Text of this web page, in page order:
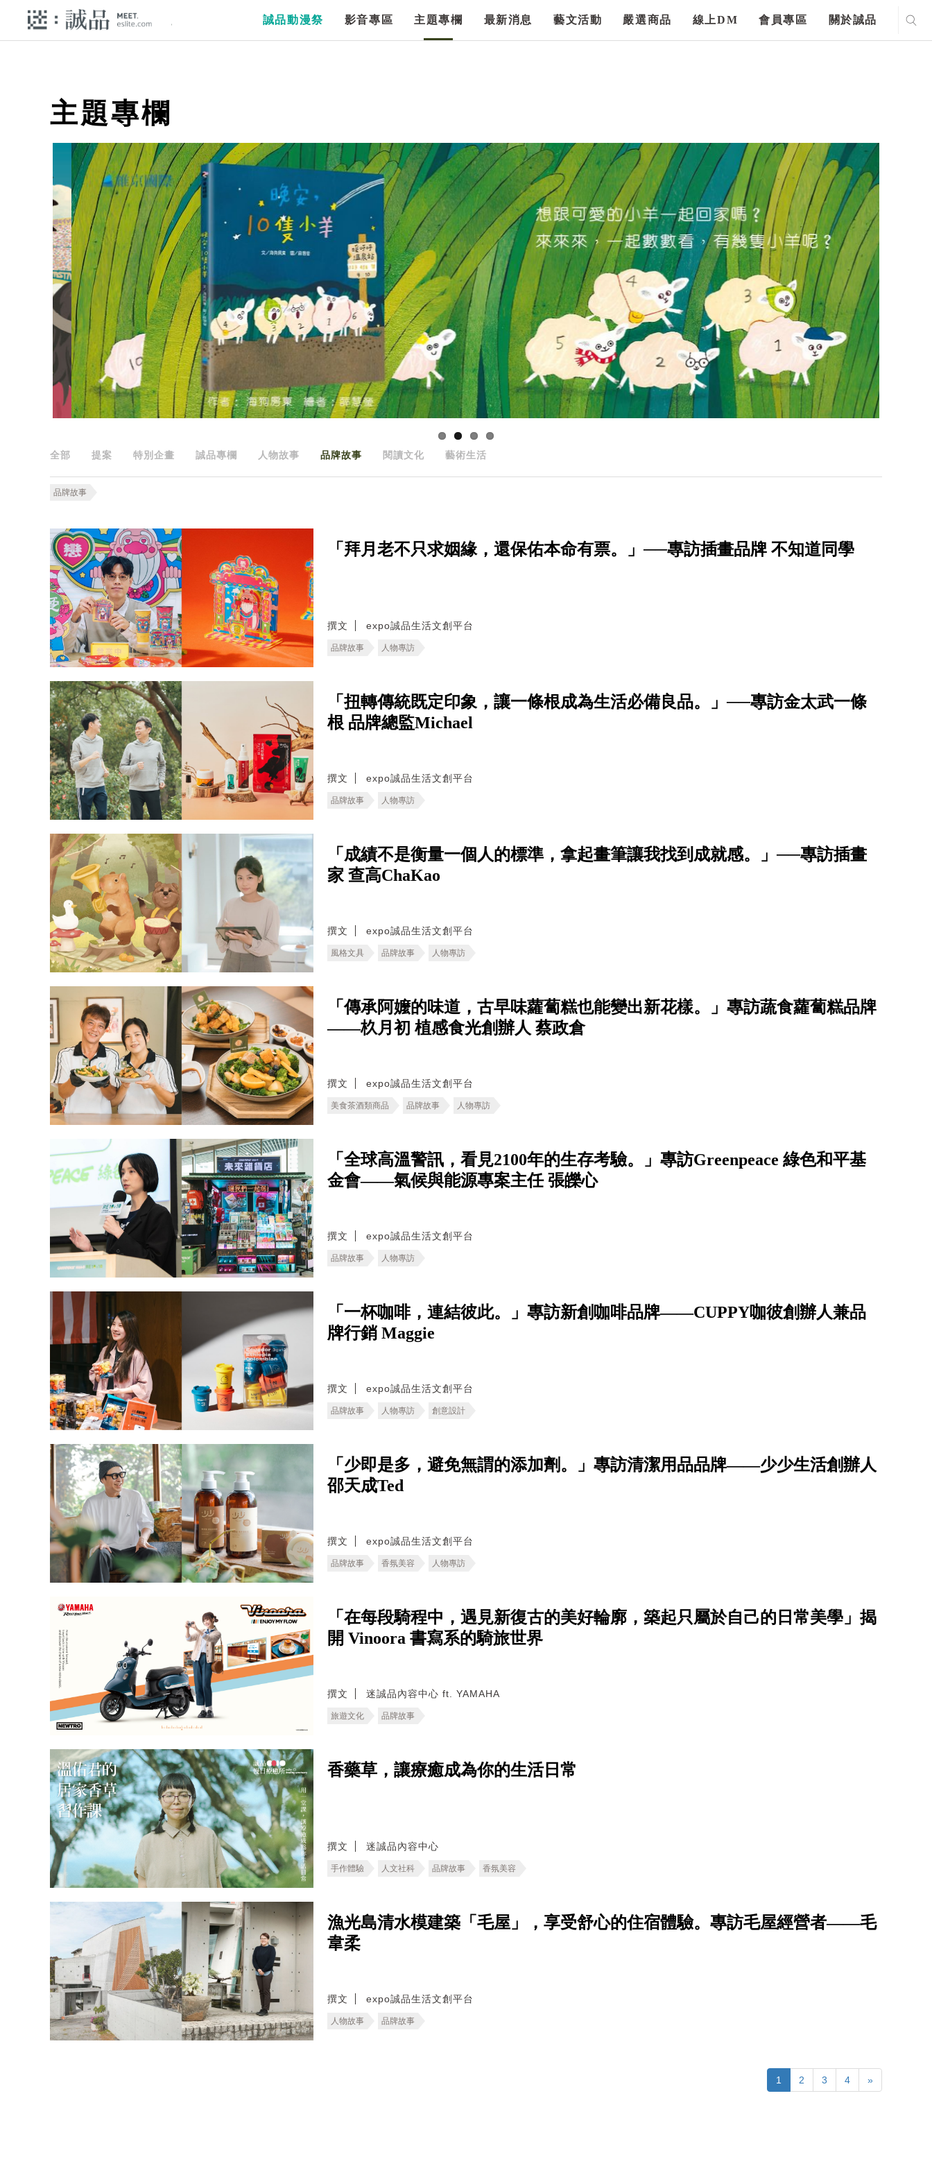
誠品動漫祭 影音專區 主題專欄 最新消息 藝文活動 嚴選商品 線上DM 會員專區 關於誠品
主題專欄
全部 提案 特別企畫 誠品專欄 人物故事 品牌故事 閱讀文化 藝術生活
品牌故事
「拜月老不只求姻緣，還保佑本命有票。」──專訪插畫品牌 不知道同學
撰文 expo誠品生活文創平台
品牌故事 人物專訪
「扭轉傳統既定印象，讓一條根成為生活必備良品。」──專訪金太武一條
根 品牌總監Michael
撰文 expo誠品生活文創平台
品牌故事 人物專訪
「成績不是衡量一個人的標準，拿起畫筆讓我找到成就感。」──專訪插畫
家 查高ChaKao
撰文 expo誠品生活文創平台
風格文具 品牌故事 人物專訪
「傳承阿嬤的味道，古早味蘿蔔糕也能變出新花樣。」專訪蔬食蘿蔔糕品牌
——杦月初 植感食光創辦人 蔡政倉
撰文 expo誠品生活文創平台
美食茶酒類商品 品牌故事 人物專訪
「全球高溫警訊，看見2100年的生存考驗。」專訪Greenpeace 綠色和平基
金會——氣候與能源專案主任 張皪心
撰文 expo誠品生活文創平台
品牌故事 人物專訪
「一杯咖啡，連結彼此。」專訪新創咖啡品牌——CUPPY咖彼創辦人兼品
牌行銷 Maggie
撰文 expo誠品生活文創平台
品牌故事 人物專訪 創意設計
「少即是多，避免無謂的添加劑。」專訪清潔用品品牌——少少生活創辦人
邵天成Ted
撰文 expo誠品生活文創平台
品牌故事 香氛美容 人物專訪
「在每段騎程中，遇見新復古的美好輪廓，築起只屬於自己的日常美學」揭
開 Vinoora 書寫系的騎旅世界
撰文 迷誠品內容中心 ft. YAMAHA
旅遊文化 品牌故事
香藥草，讓療癒成為你的生活日常
撰文 迷誠品內容中心
手作體驗 人文社科 品牌故事 香氛美容
漁光島清水模建築「毛屋」，享受舒心的住宿體驗。專訪毛屋經營者——毛
韋柔
撰文 expo誠品生活文創平台
人物故事 品牌故事
1 2 3 4 »